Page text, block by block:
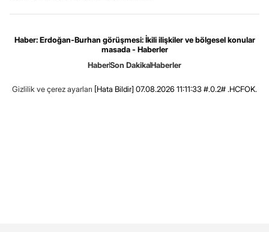
Haber: Erdoğan-Burhan görüşmesi: İkili ilişkiler ve bölgesel konular
masada - Haberler
HaberSon DakikaHaberler
Gizlilik ve çerez ayarları [Hata Bildir] 07.08.2026 11:11:33 #.0.2# .HCFOK.